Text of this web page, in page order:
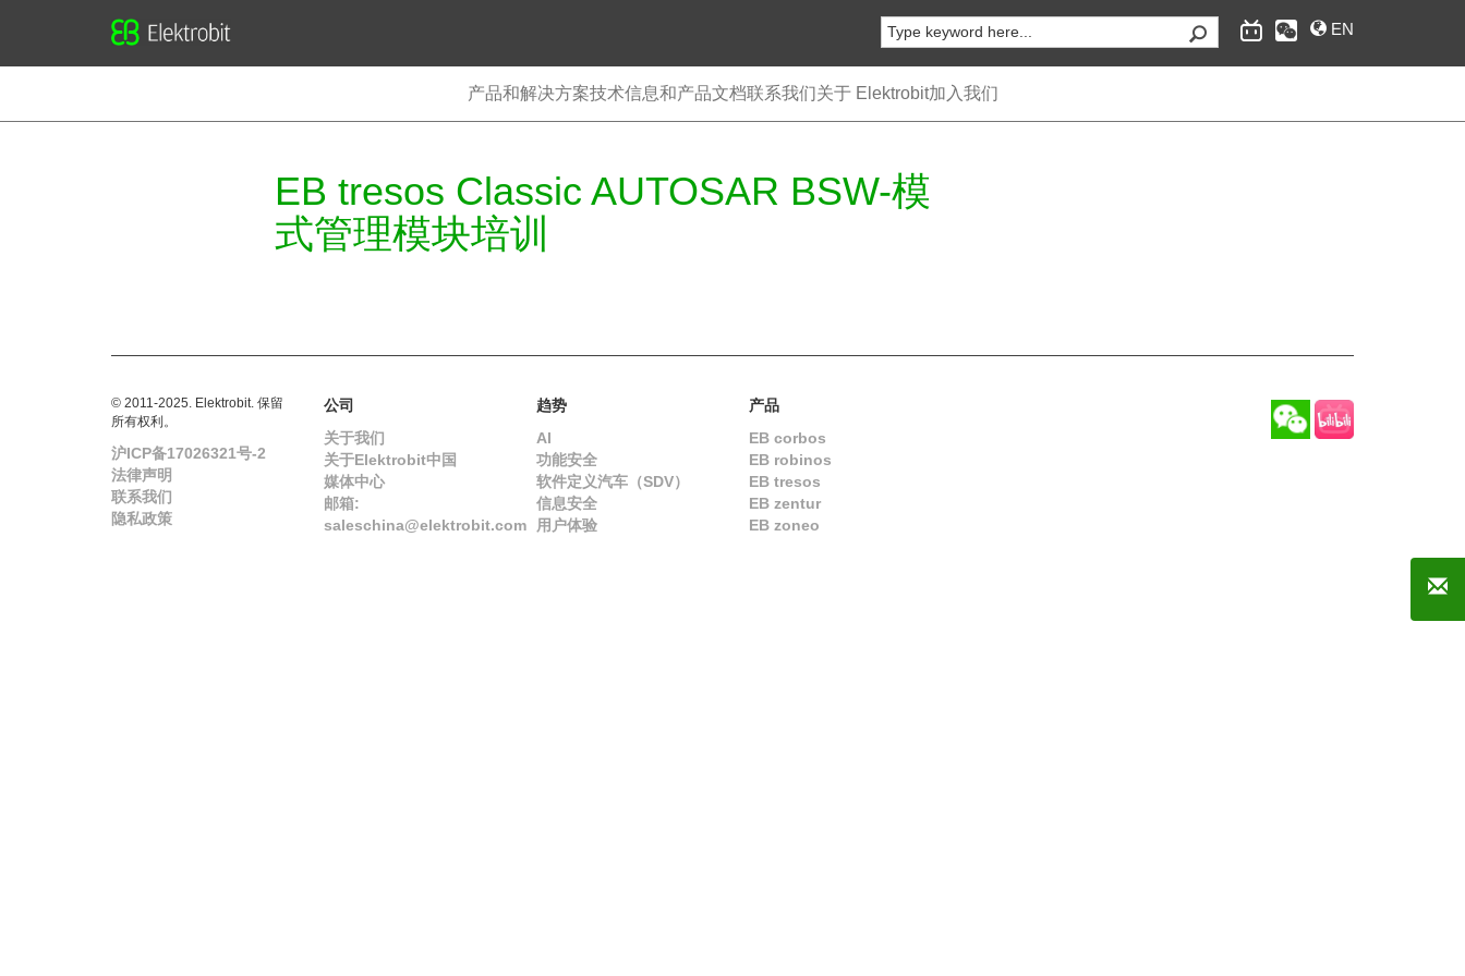
EN
产品和解决方案技术信息和产品文档联系我们关于 Elektrobit加入我们
EB tresos Classic AUTOSAR BSW-模
式管理模块培训
© 2011-2025. Elektrobit. 保留
所有权利。
沪ICP备17026321号-2
法律声明
联系我们
隐私政策
公司
关于我们
关于Elektrobit中国
媒体中心
邮箱:
saleschina@elektrobit.com
趋势
AI
功能安全
软件定义汽车（SDV）
信息安全
用户体验
产品
EB corbos
EB robinos
EB tresos
EB zentur
EB zoneo